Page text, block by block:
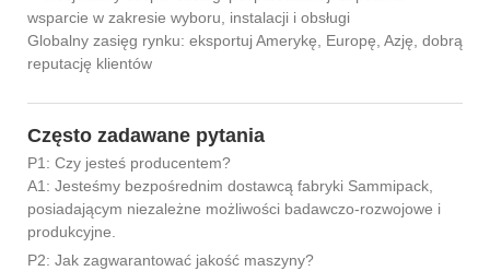
wsparcie w zakresie wyboru, instalacji i obsługi
Globalny zasięg rynku: eksportuj Amerykę, Europę, Azję, dobrą
reputację klientów
Często zadawane pytania
P1: Czy jesteś producentem?
A1: Jesteśmy bezpośrednim dostawcą fabryki Sammipack,
posiadającym niezależne możliwości badawczo-rozwojowe i
produkcyjne.
P2: Jak zagwarantować jakość maszyny?